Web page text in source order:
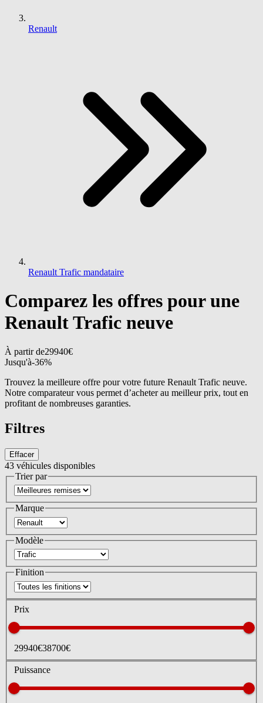
Renault
Renault Trafic mandataire
Comparez les offres pour une
Renault Trafic neuve
À partir de29940€
Jusqu'à-36%
Trouvez la meilleure offre pour votre future Renault Trafic neuve.
Notre comparateur vous permet d’acheter au meilleur prix, tout en
profitant de nombreuses garanties.
Filtres
Effacer
43 véhicules disponibles
Trier par
Marque
Modèle
Finition
Prix
29940€38700€
Puissance